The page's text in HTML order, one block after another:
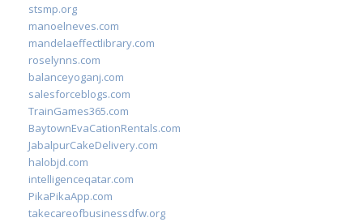
stsmp.org
manoelneves.com
mandelaeffectlibrary.com
roselynns.com
balanceyoganj.com
salesforceblogs.com
TrainGames365.com
BaytownEvaCationRentals.com
JabalpurCakeDelivery.com
halobjd.com
intelligenceqatar.com
PikaPikaApp.com
takecareofbusinessdfw.org